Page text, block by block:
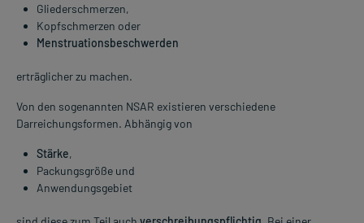
Gliederschmerzen,
Kopfschmerzen oder
Menstruationsbeschwerden
erträglicher zu machen.
Von den sogenannten NSAR existieren verschiedene
Darreichungsformen. Abhängig von
Stärke,
Packungsgröße und
Anwendungsgebiet